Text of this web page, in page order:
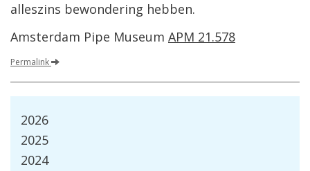
alleszins bewondering hebben.
Amsterdam Pipe Museum APM 21.578
Permalink
2026
2025
2024